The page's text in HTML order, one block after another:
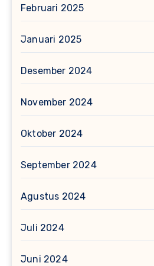
Februari 2025
Januari 2025
Desember 2024
November 2024
Oktober 2024
September 2024
Agustus 2024
Juli 2024
Juni 2024